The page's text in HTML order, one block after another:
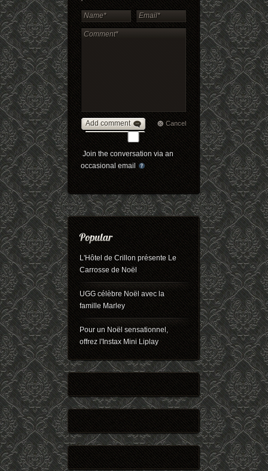
Add comment Cancel
Join the conversation via an
occasional email
L'Hôtel de Crillon présente Le
Carrosse de Noël
UGG célèbre Noël avec la
famille Marley
Pour un Noël sensationnel,
offrez l'Instax Mini Liplay